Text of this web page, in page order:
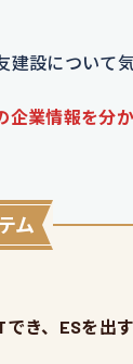
設について
企業情報を分
ム
き、ESを出